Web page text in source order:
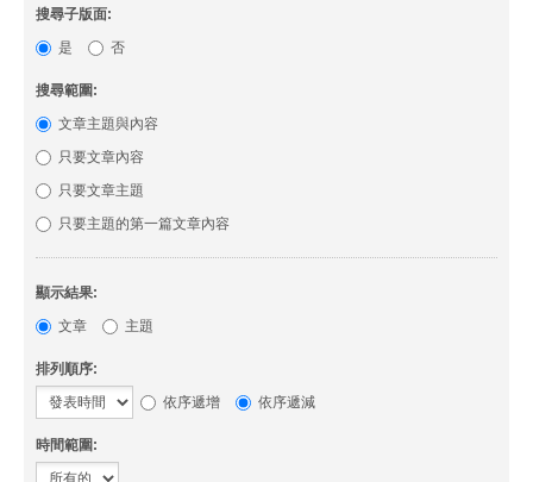
搜尋子版面:
是
否
搜尋範圍:
文章主題與內容
只要文章內容
只要文章主題
只要主題的第一篇文章內容
顯示結果:
文章
主題
排列順序:
依序遞增
依序遞減
時間範圍: